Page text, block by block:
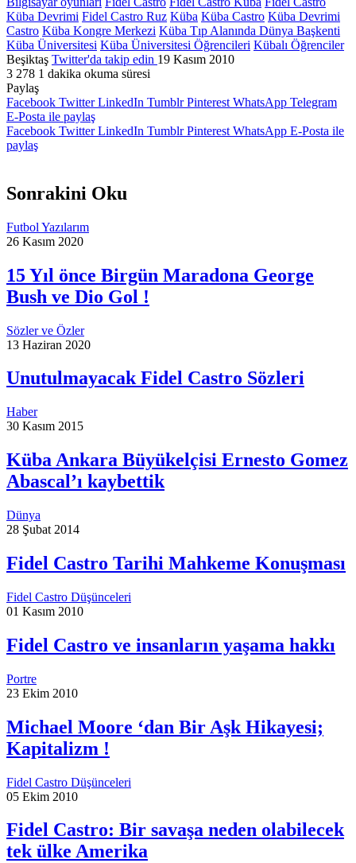
Küba Devrimi Fidel Castro Ruz Küba Küba Castro Küba Devrimi
Castro Küba Kongre Merkezi Küba Tıp Alanında Dünya Başkenti
Küba Üniversitesi Küba Üniversitesi Öğrencileri Kübalı Öğrenciler
Beşiktaş Twitter'da takip edin 19 Kasım 2010
3 278 1 dakika okuma süresi
Paylaş
Facebook Twitter LinkedIn Tumblr Pinterest WhatsApp Telegram
E-Posta ile paylaş
Facebook Twitter LinkedIn Tumblr Pinterest WhatsApp E-Posta ile
paylaş
Sonrakini Oku
Futbol Yazılarım
26 Kasım 2020
15 Yıl önce Birgün Maradona George
Bush ve Dio Gol !
Sözler ve Özler
13 Haziran 2020
Unutulmayacak Fidel Castro Sözleri
Haber
30 Kasım 2015
Küba Ankara Büyükelçisi Ernesto Gomez
Abascal’ı kaybettik
Dünya
28 Şubat 2014
Fidel Castro Tarihi Mahkeme Konuşması
Fidel Castro Düşünceleri
01 Kasım 2010
Fidel Castro ve insanların yaşama hakkı
Portre
23 Ekim 2010
Michael Moore ‘dan Bir Aşk Hikayesi;
Kapitalizm !
Fidel Castro Düşünceleri
05 Ekim 2010
Fidel Castro: Bir savaşa neden olabilecek
tek ülke Amerika